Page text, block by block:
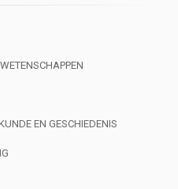
EN GESCHIEDENIS